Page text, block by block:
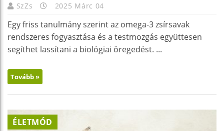
SzZs 2025 Márc 04
Egy friss tanulmány szerint az omega-3 zsírsavak
rendszeres fogyasztása és a testmozgás együttesen
segíthet lassítani a biológiai öregedést. ...
Tovább »
ÉLETMÓD